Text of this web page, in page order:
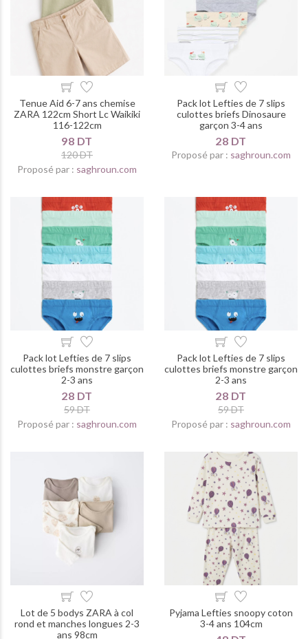
Tenue Aid 6-7 ans chemise
ZARA 122cm Short Lc Waikiki
116-122cm
98 DT
120 DT
Proposé par : saghroun.com
Pack lot Lefties de 7 slips
culottes briefs Dinosaure
garçon 3-4 ans
28 DT
Proposé par : saghroun.com
Pack lot Lefties de 7 slips
culottes briefs monstre garçon
2-3 ans
28 DT
59 DT
Proposé par : saghroun.com
Pack lot Lefties de 7 slips
culottes briefs monstre garçon
2-3 ans
28 DT
59 DT
Proposé par : saghroun.com
Lot de 5 bodys ZARA à col
rond et manches longues 2-3
ans 98cm
Pyjama Lefties snoopy coton
3-4 ans 104cm